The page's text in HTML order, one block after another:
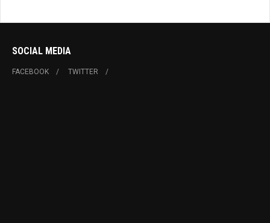
SOCIAL MEDIA
FACEBOOK TWITTER